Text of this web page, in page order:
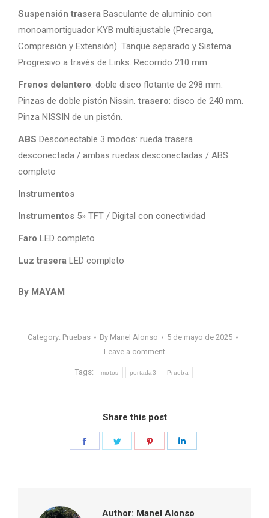
Suspensión trasera Basculante de aluminio con
monoamortiguador KYB multiajustable (Precarga,
Compresión y Extensión). Tanque separado y Sistema
Progresivo a través de Links. Recorrido 210 mm
Frenos delantero: doble disco flotante de 298 mm.
Pinzas de doble pistón Nissin. trasero: disco de 240 mm.
Pinza NISSIN de un pistón.
ABS Desconectable 3 modos: rueda trasera
desconectada / ambas ruedas desconectadas / ABS
completo
Instrumentos
Instrumentos 5» TFT / Digital con conectividad
Faro LED completo
Luz trasera LED completo
By MAYAM
Category: Pruebas By Manel Alonso
5 de mayo de 2025
Leave a comment
Tags: motos portada3 Prueba
Share this post
Author: Manel Alonso